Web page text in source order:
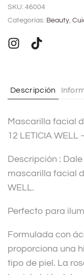
t
r
i
e
SKU: 46004
Categorías: Beauty,
Descripción
Mascarilla facial
12 LETICIA
Descripción :
mascarilla facial
WELL.
Perfecto para
Formulada con
proporciona una
tipo de piel. La